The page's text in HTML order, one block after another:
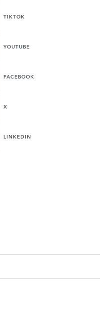
TIKTOK
YOUTUBE
FACEBOOK
X
LINKEDIN